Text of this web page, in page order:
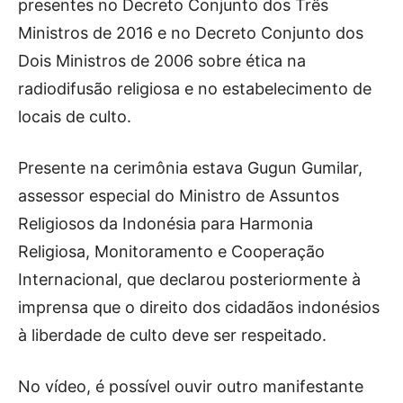
presentes no Decreto Conjunto dos Três
Ministros de 2016 e no Decreto Conjunto dos
Dois Ministros de 2006 sobre ética na
radiodifusão religiosa e no estabelecimento de
locais de culto.
Presente na cerimônia estava Gugun Gumilar,
assessor especial do Ministro de Assuntos
Religiosos da Indonésia para Harmonia
Religiosa, Monitoramento e Cooperação
Internacional, que declarou posteriormente à
imprensa que o direito dos cidadãos indonésios
à liberdade de culto deve ser respeitado.
No vídeo, é possível ouvir outro manifestante